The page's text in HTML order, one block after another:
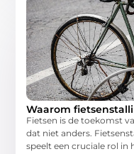
Waarom
Fietsen is de toekomst
dat niet anders.
speelt een cruciale rol in